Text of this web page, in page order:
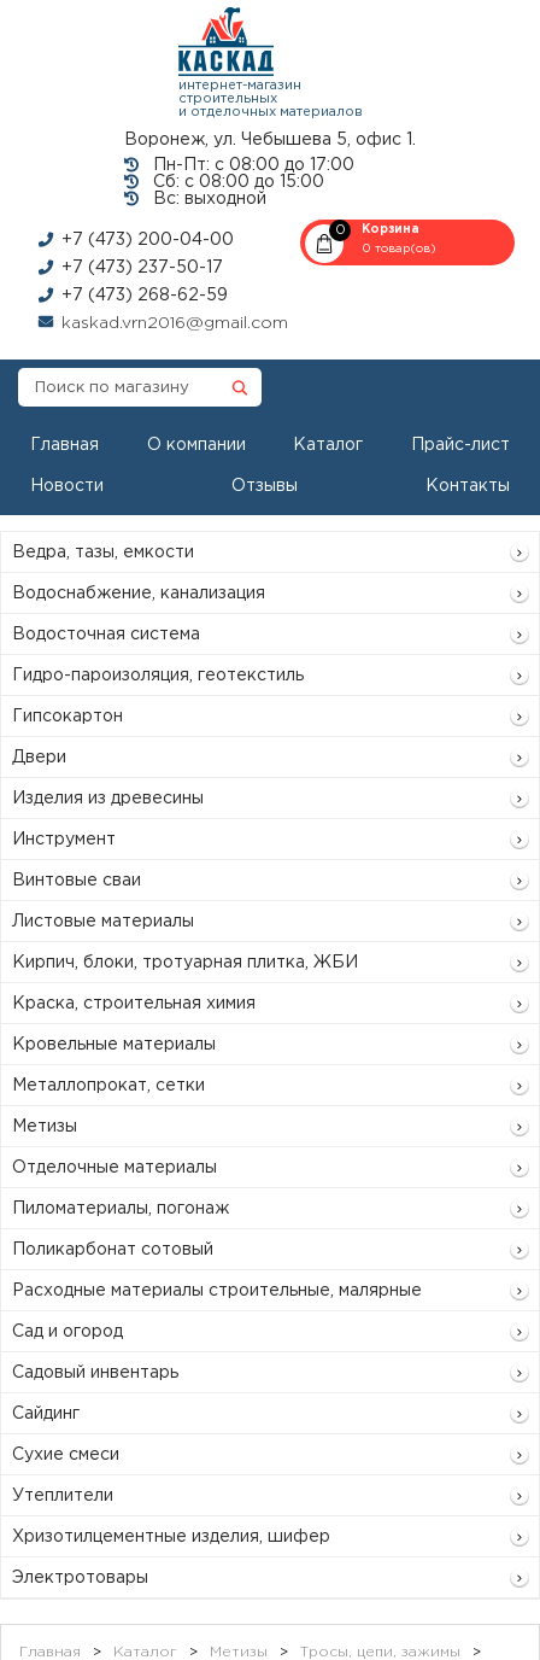
интернет-магазин
строительных
и отделочных материалов
Воронеж, ул. Чебышева 5, офис 1.
Пн-Пт: с 08:00 до 17:00
Сб: с 08:00 до 15:00
Вс: выходной
+7 (473) 200-04-00
+7 (473) 237-50-17
+7 (473) 268-62-59
kaskad.vrn2016@gmail.com
0
Корзина
0 товар(ов)
Главная О компании Каталог Прайс-лист
Новости Отзывы Контакты
Ведра, тазы, емкости
Водоснабжение, канализация
Водосточная система
Гидро-пароизоляция, геотекстиль
Гипсокартон
Двери
Изделия из древесины
Инструмент
Винтовые сваи
Листовые материалы
Кирпич, блоки, тротуарная плитка, ЖБИ
Краска, строительная химия
Кровельные материалы
Металлопрокат, сетки
Метизы
Отделочные материалы
Пиломатериалы, погонаж
Поликарбонат сотовый
Расходные материалы строительные, малярные
Сад и огород
Садовый инвентарь
Сайдинг
Сухие смеси
Утеплители
Хризотилцементные изделия, шифер
Электротовары
Главная > Каталог > Метизы > Тросы, цепи, зажимы >